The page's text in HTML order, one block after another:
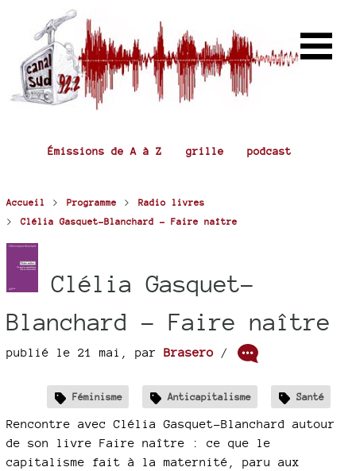
Émissions de A à Z grille podcast
Accueil > Programme > Radio livres
> Clélia Gasquet-Blanchard - Faire naître
Clélia Gasquet-
Blanchard - Faire naître
publié le 21 mai par Brasero /
Féminisme Anticapitalisme Santé
Rencontre avec Clélia Gasquet-Blanchard autour
de son livre Faire naître : ce que le
capitalisme fait à la maternité, paru aux